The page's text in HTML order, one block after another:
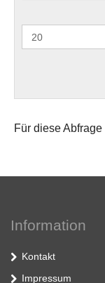
Für diese
Information
Kontakt
Impressum